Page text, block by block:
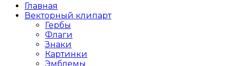
Главная
Векторный клипарт
Гербы
Флаги
Знаки
Картинки
Эмблемы